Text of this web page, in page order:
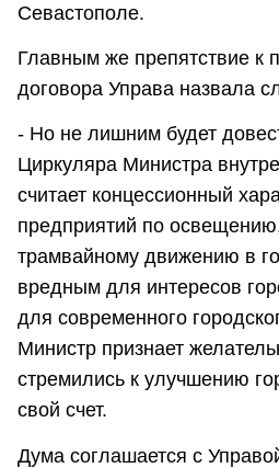
Севастополе.
Главным же препятствие к
договора Управа назвала
- Но не лишним будет
Циркуляра Министра
считает концессионный
предприятий по
трамвайному движению в
вредным для интересов
для современного
Министр признает
стремились к улучшению
свой счет.
Дума соглашается с